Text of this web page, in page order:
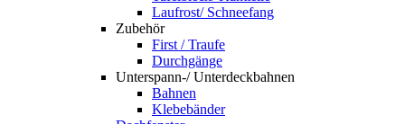
Laufrost/ Schneefang
Zubehör
First / Traufe
Durchgänge
Unterspann-/ Unterdeckbahnen
Bahnen
Klebebänder